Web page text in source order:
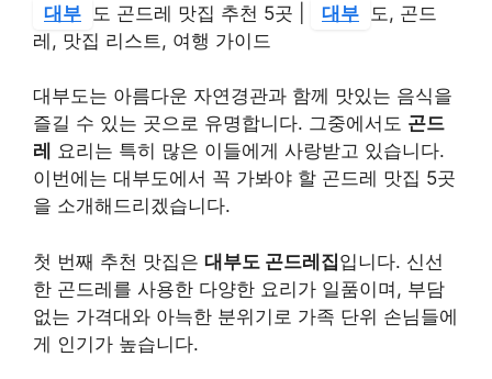
대부 도 곤드레 맛집 추천 5곳 | 대부
도, 곤드
레, 맛집 리스트, 여행 가이드
대부도는 아름다운 자연경관과 함께 맛있는 음식을
즐길 수 있는 곳으로 유명합니다. 그중에서도 곤드
레 요리는 특히 많은 이들에게 사랑받고 있습니다.
이번에는 대부도에서 꼭 가봐야 할 곤드레 맛집 5곳
을 소개해드리겠습니다.
첫 번째 추천 맛집은 대부도 곤드레집입니다. 신선
한 곤드레를 사용한 다양한 요리가 일품이며, 부담
없는 가격대와 아늑한 분위기로 가족 단위 손님들에
게 인기가 높습니다.